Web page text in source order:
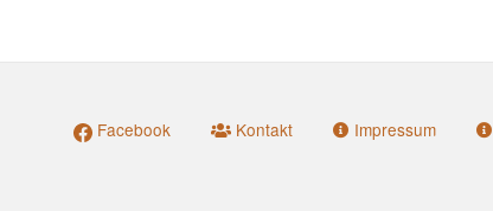
Facebook Kontakt Impressum